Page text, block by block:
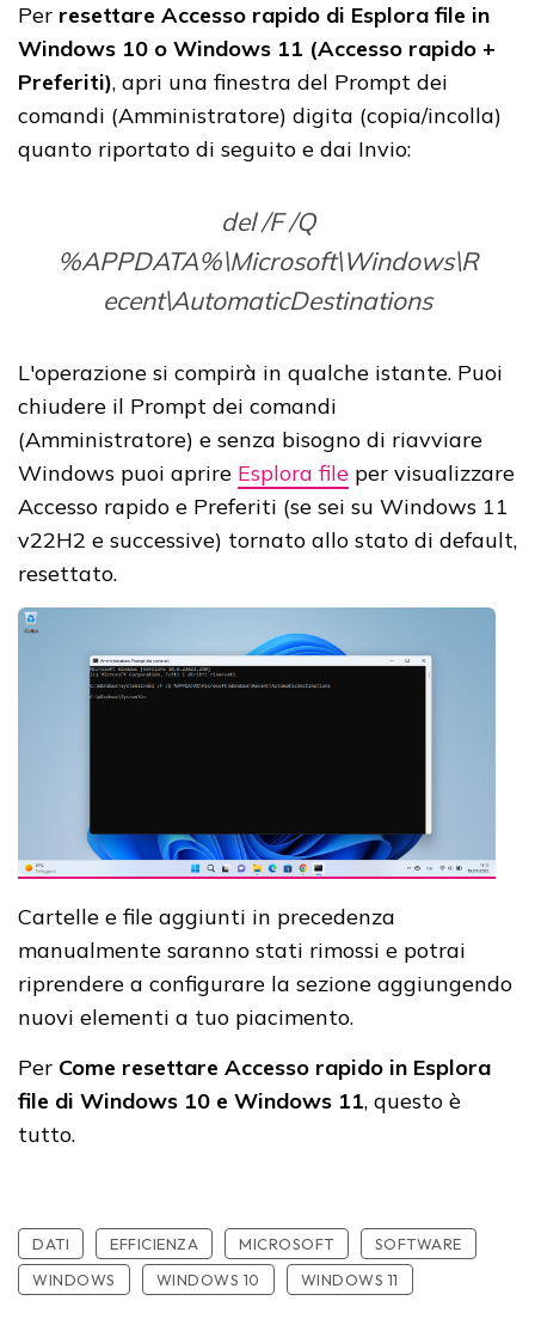
Per resettare Accesso rapido di Esplora file in
Windows 10 o Windows 11 (Accesso rapido +
Preferiti), apri una finestra del Prompt dei
comandi (Amministratore) digita (copia/incolla)
quanto riportato di seguito e dai Invio:
del /F /Q
%APPDATA%\Microsoft\Windows\R
ecent\AutomaticDestinations
L'operazione si compirà in qualche istante. Puoi
chiudere il Prompt dei comandi
(Amministratore) e senza bisogno di riavviare
Windows puoi aprire Esplora file per visualizzare
Accesso rapido e Preferiti (se sei su Windows 11
v22H2 e successive) tornato allo stato di default,
resettato.
Cartelle e file aggiunti in precedenza
manualmente saranno stati rimossi e potrai
riprendere a configurare la sezione aggiungendo
nuovi elementi a tuo piacimento.
Per Come resettare Accesso rapido in Esplora
file di Windows 10 e Windows 11, questo è
tutto.
DATI EFFICIENZA MICROSOFT
SOFTWARE
WINDOWS
WINDOWS 10 WINDOWS 11